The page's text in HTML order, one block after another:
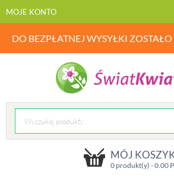
MOJE KONTO
DO BEZPŁATNEJ WYSYŁKI ZOSTAŁO
MÓJ
0 produkt(y) -0.00